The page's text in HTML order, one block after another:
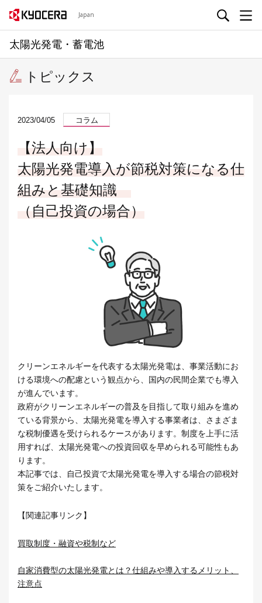
Japan
太陽光発電・蓄電池
トピックス
2023/04/05 コラム
【法人向け】
太陽光発電導入が節税対策になる仕
組みと基礎知識
（自己投資の場合）
クリーンエネルギーを代表する太陽光発電は、事業活動にお
ける環境への配慮という観点から、国内の民間企業でも導入
が進んでいます。
政府がクリーンエネルギーの普及を目指して取り組みを進め
ている背景から、太陽光発電を導入する事業者は、さまざま
な税制優遇を受けられるケースがあります。制度を上手に活
用すれば、太陽光発電への投資回収を早められる可能性もあ
ります。
本記事では、自己投資で太陽光発電を導入する場合の節税対
策をご紹介いたします。
【関連記事リンク】
買取制度・融資や税制など
自家消費型の太陽光発電とは？仕組みや導入するメリット、
注意点